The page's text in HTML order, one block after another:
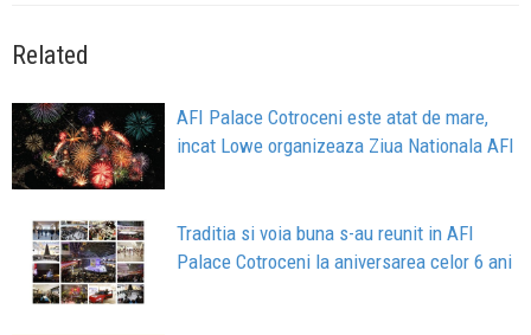
Related
AFI Palace Cotroceni este atat de mare,
incat Lowe organizeaza Ziua Nationala AFI
Traditia si voia buna s-au reunit in AFI
Palace Cotroceni la aniversarea celor 6 ani